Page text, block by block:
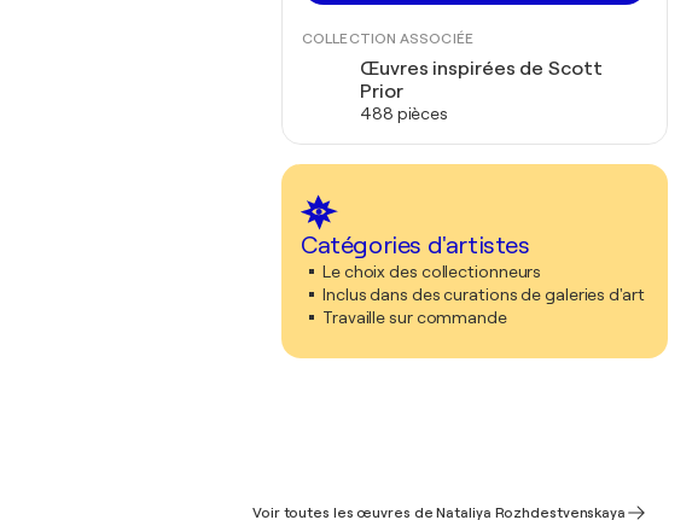
COLLECTION ASSOCIÉE
Œuvres inspirées de Scott
Prior
488 pièces
Catégories d'artistes
Le choix des collectionneurs
Inclus dans des curations de galeries d'art
Travaille sur commande
Voir toutes les œuvres de Nataliya Rozhdestvenskaya